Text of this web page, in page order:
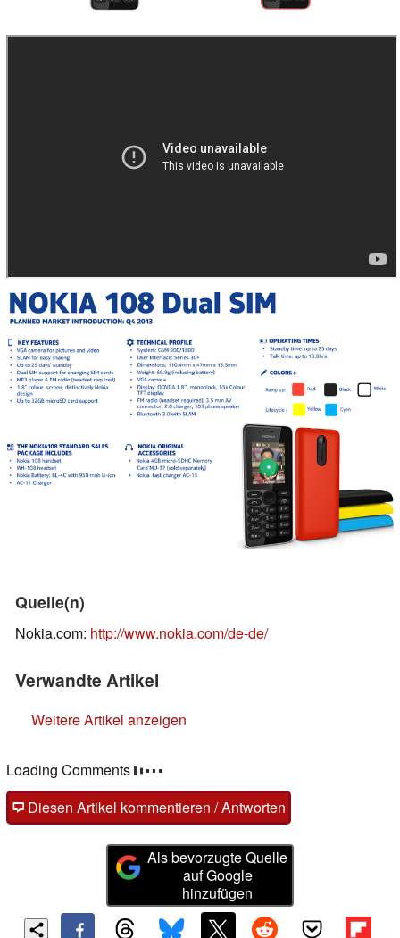
Quelle(n)
Nokia.com: http://www.nokia.com/de-de/
Verwandte Artikel
Weitere Artikel anzeigen
Loading Comments
Diesen Artikel kommentieren / Antworten
Als bevorzugte Quelle
auf Google
hinzufügen